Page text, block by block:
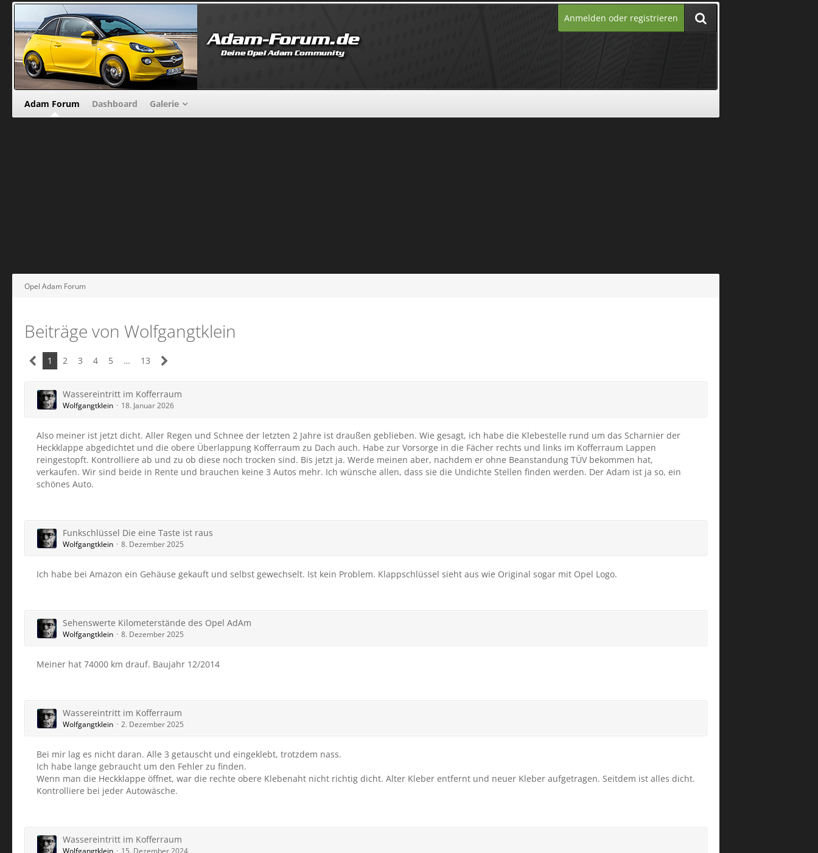
Anmelden oder registrieren
Adam Forum Dashboard Galerie
Opel Adam Forum
Beiträge von Wolfgangtklein
1 2 3 4 5 … 13
Wassereintritt im Kofferraum
Wolfgangtklein 18. Januar 2026
Also meiner ist jetzt dicht. Aller Regen und Schnee der letzten 2 Jahre ist draußen geblieben. Wie gesagt, ich habe die Klebestelle rund um das Scharnier der
Heckklappe abgedichtet und die obere Überlappung Kofferraum zu Dach auch. Habe zur Vorsorge in die Fächer rechts und links im Kofferraum Lappen
reingestopft. Kontrolliere ab und zu ob diese noch trocken sind. Bis jetzt ja. Werde meinen aber, nachdem er ohne Beanstandung TÜV bekommen hat,
verkaufen. Wir sind beide in Rente und brauchen keine 3 Autos mehr. Ich wünsche allen, dass sie die Undichte Stellen finden werden. Der Adam ist ja so, ein
schönes Auto.
Funkschlüssel Die eine Taste ist raus
Wolfgangtklein 8. Dezember 2025
Ich habe bei Amazon ein Gehäuse gekauft und selbst gewechselt. Ist kein Problem. Klappschlüssel sieht aus wie Original sogar mit Opel Logo.
Sehenswerte Kilometerstände des Opel AdAm
Wolfgangtklein 8. Dezember 2025
Meiner hat 74000 km drauf. Baujahr 12/2014
Wassereintritt im Kofferraum
Wolfgangtklein 2. Dezember 2025
Bei mir lag es nicht daran. Alle 3 getauscht und eingeklebt, trotzdem nass.
Ich habe lange gebraucht um den Fehler zu finden.
Wenn man die Heckklappe öffnet, war die rechte obere Klebenaht nicht richtig dicht. Alter Kleber entfernt und neuer Kleber aufgetragen. Seitdem ist alles dicht.
Kontrolliere bei jeder Autowäsche.
Wassereintritt im Kofferraum
Wolfgangtklein 15. Dezember 2024